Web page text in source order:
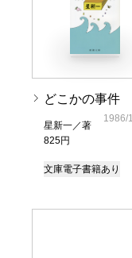
どこかの事件
星新一／著
825円
1986/
文庫電子書籍あり